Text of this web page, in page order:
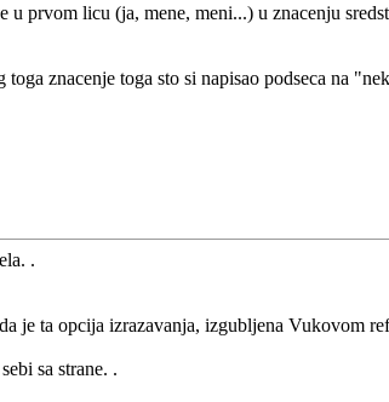
u prvom licu (ja, mene, meni...) u znacenju
znacenje toga sto si napisao podseca na
.
je ta opcija izrazavanja, izgubljena Vukovom
sa strane. .